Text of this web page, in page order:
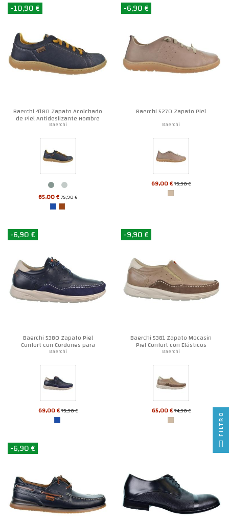
-10,90 €
Baerchi 4180 Zapato Acolchado
de Piel Antideslizante Hombre
Baerchi
65,00 €75,90 €
-6,90 €
Baerchi 5270 Zapato Piel
Baerchi
69,00 €75,90 €
-6,90 €
Baerchi 5380 Zapato Piel
Confort con Cordones para
Hombre
Baerchi
69,00 €75,90 €
-9,90 €
Baerchi 5381 Zapato Mocasin
Piel Confort con Elásticos
Hombre
Baerchi
65,00 €74,90 €
-6,90 €
FILTRO